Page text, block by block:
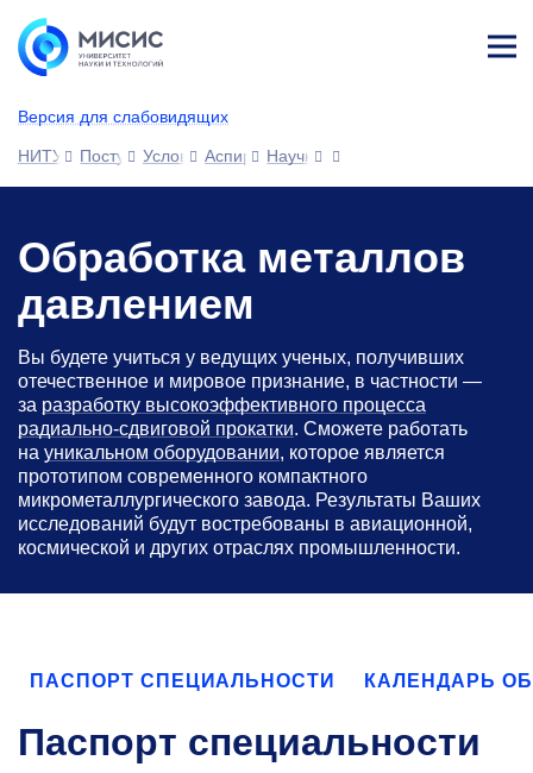
Версия для слабовидящих
т
НИТУ МИСИСПоступающимУсловия приема
АспирантураНаучные специальности
Обработка металлов
давлением
Вы будете учиться у ведущих ученых, получивших
отечественное и мировое признание, в частности —
за разработку высокоэффективного процесса
радиально-сдвиговой прокатки. Сможете работать
на уникальном оборудовании, которое является
прототипом современного компактного
микрометаллургического завода. Результаты Ваших
исследований будут востребованы в авиационной,
космической и других отраслях промышленности.
ПАСПОРТ СПЕЦИАЛЬНОСТИ КАЛЕНДАРЬ
Паспорт специальности